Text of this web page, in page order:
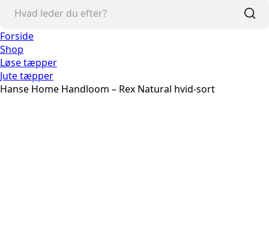
Forside
Shop
Løse tæpper
Jute tæpper
Hanse Home Handloom – Rex Natural hvid-sort